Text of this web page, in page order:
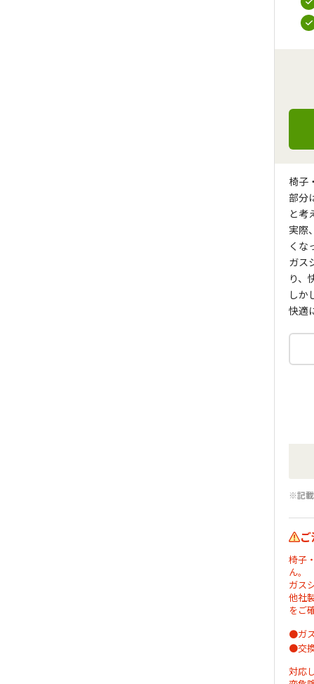
椅子
部分
と考
実際
くな
ガス
り、
しか
快適
※記
椅子
ん。
ガス
他社
をご
●ガ
●交
対応